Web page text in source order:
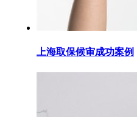
上海取保候审成功案例